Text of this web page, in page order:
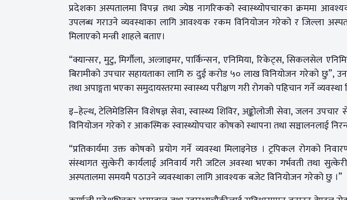
प्रदेशका अस्पतालमा विपन्न तथा ज्येष्ठ नागरिकको स्वास्थ्योपचारका क्रममा
उपलब्ध गराउने व्यवस्थाका लागि आवश्यक रकम विनियोजन गरेको र जिल्ला
मिलाएको मन्त्री शाहले बताए।
“क्यान्सर, मुटु, मिर्गौला, अल्जाइमर, पार्किन्सन, एनिमिया, रिकेट्स, सिकलसेल
बिरामीको उपचार सहायताका लागि रु दुई करोड ५० लाख विनियोजन गरेको छु”,
तथा अपाङ्गता भएका समुदायस्तरमा स्वास्थ्य परीक्षण गरी रोगको पहिचान गर्ने
इ–हेल्थ, टेलिमेडिसिन विशेषज्ञ सेवा, स्वास्थ्य शिविर, अङ्कोलोजी सेवा, जलन
विनियोजन गरेको र आकस्मिक स्वास्थ्योपचार कोषको स्थापना तथा सञ्चालनलाई
“प्रतिकार्यमा उक्त कोषको प्रयोग गर्ने व्यवस्था मिलाइनेछ । ट्रपिकल रोगको
संस्थागत सुत्केरी कार्यलाई अनिवार्य गरी जटिल अवस्था भएका गर्भवती तथा
अस्पतालमा समयमै पठाउने व्यवस्थाका लागि आवश्यक बजेट विनियोजन गरेको छु ।”